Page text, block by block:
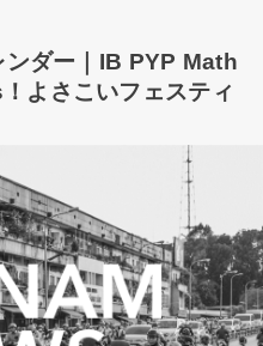
ンダー｜IB PYP Math
よさこいフェスティ